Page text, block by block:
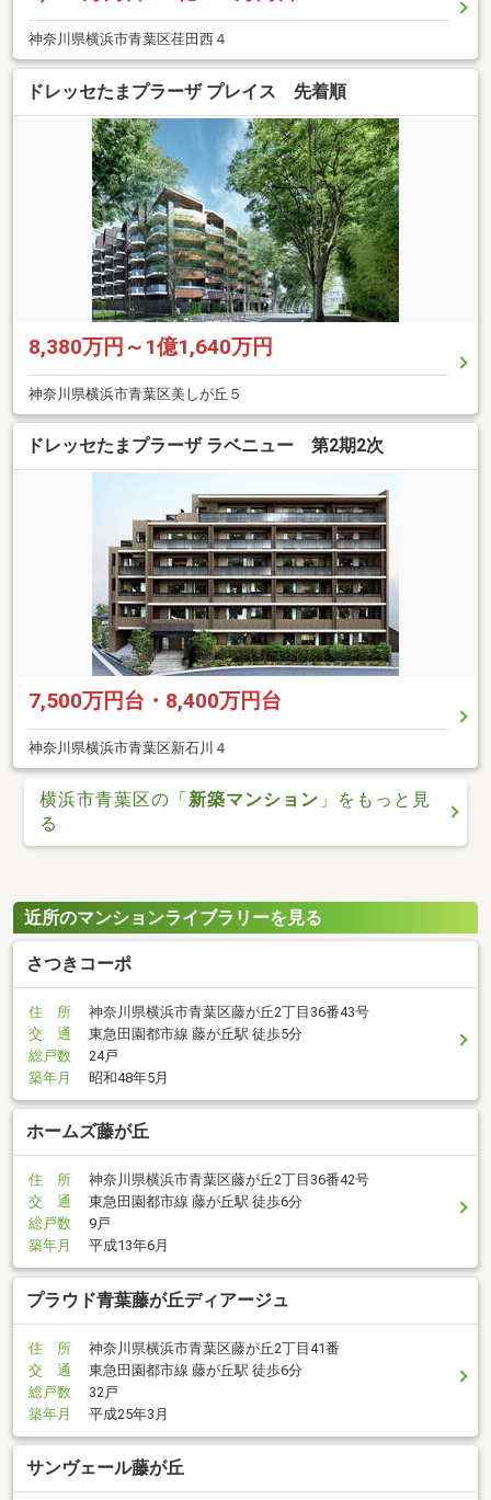
神奈川県横浜市青葉区荏田西４
ドレッセたまプラーザ プレイス 先着順
8,380万円～1億1,640万円
神奈川県横浜市青葉区美しが丘５
ドレッセたまプラーザ ラベニュー 第2期2次
7,500万円台・8,400万円台
神奈川県横浜市青葉区新石川４
横浜市青葉区の「新築マンション 」をもっと見
る
近所のマンションライブラリーを見る
さつきコーポ
住 所
神奈川県横浜市青葉区藤が丘2丁目36番43号
交 通
東急田園都市線 藤が丘駅 徒歩5分
総戸数
24戸
築年月
昭和48年5月
ホームズ藤が丘
住 所
神奈川県横浜市青葉区藤が丘2丁目36番42号
交 通
東急田園都市線 藤が丘駅 徒歩6分
総戸数
9戸
築年月
平成13年6月
プラウド青葉藤が丘ディアージュ
住 所
神奈川県横浜市青葉区藤が丘2丁目41番
交 通
東急田園都市線 藤が丘駅 徒歩6分
総戸数
32戸
築年月
平成25年3月
サンヴェール藤が丘